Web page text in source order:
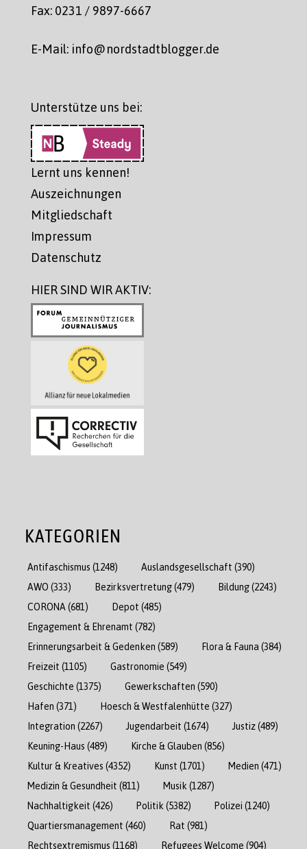
Fax: 0231 / 9897-6667
E-Mail: info@nordstadtblogger.de
Unterstütze uns bei:
Lernt uns kennen!
Auszeichnungen
Mitgliedschaft
Impressum
Datenschutz
HIER SIND WIR AKTIV:
KATEGORIEN
Antifaschismus (1248) Auslandsgesellschaft (390)
AWO (333) Bezirksvertretung(479) Bildung(2243)
CORONA (681) Depot (485)
Engagement & Ehrenamt (782)
Erinnerungsarbeit & Gedenken (589) Flora & Fauna (384)
Freizeit (1105) Gastronomie (549)
Geschichte (1375) Gewerkschaften (590)
Hafen (371) Hoesch & Westfalenhütte (327)
Integration (2267) Jugendarbeit (1674) Justiz(489)
Keuning-Haus (489) Kirche & Glauben (856)
Kultur & Kreatives (4352) Kunst (1701) Medien (471)
Medizin & Gesundheit (811) Musik (1287)
Nachhaltigkeit (426) Politik (5382) Polizei (1240)
Quartiersmanagement (460) Rat (981)
Rechtsextremismus (1168) Refugees Welcome (904)